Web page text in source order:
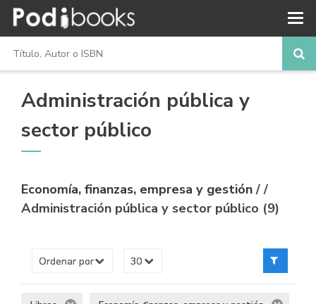
Administración pública y
sector público
Economía, finanzas, empresa y gestión//
Administración pública y sector público (9)